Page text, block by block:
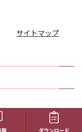
サイトマップ
報 ダウンロード